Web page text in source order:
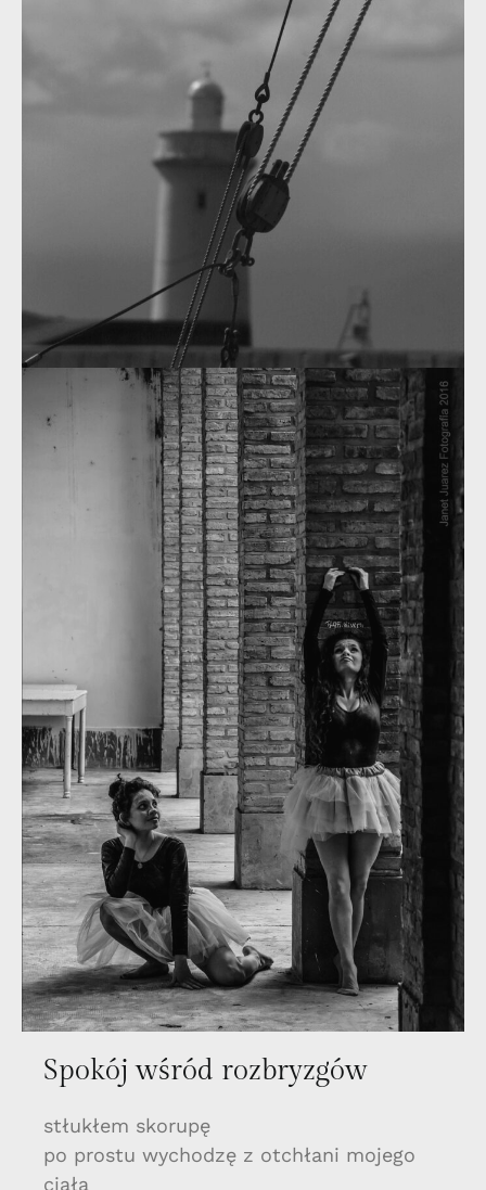
Spokój wśród rozbryzgów
stłukłem skorupę
po prostu wychodzę z otchłani mojego
ciała